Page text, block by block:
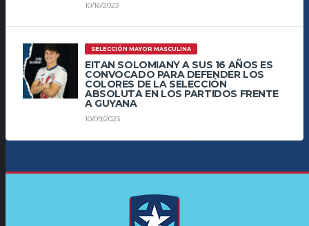
10/16/2023
SELECCIÓN MAYOR MASCULINA
EITAN SOLOMIANY A SUS 16 AÑOS ES
CONVOCADO PARA DEFENDER LOS
COLORES DE LA SELECCIÓN
ABSOLUTA EN LOS PARTIDOS FRENTE
A GUYANA
10/09/2023